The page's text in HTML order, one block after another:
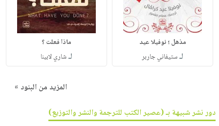
مذهل ؛ نوفيلا عيد
لـستيفاني جاربر
ماذا فعلت ؟
لـشاري لابينا
المزيد من البنود »
دور نشر شبيهة بـ (عصير الكتب للترجمة والنشر والتوزيع)